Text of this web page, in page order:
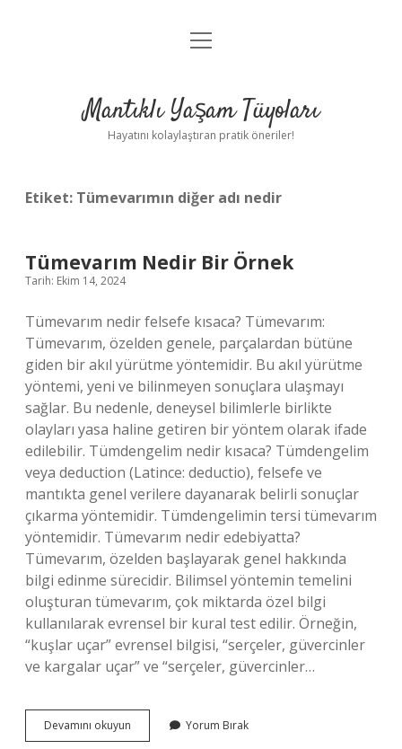
Anasayfa
Yasal Uyarı
menüyü
Mantıklı Yaşam Tüyoları
Hayatını kolaylaştıran pratik öneriler!
Etiket: Tümevarımın diğer adı nedir
Tümevarım Nedir Bir Örnek
Tarih: Ekim 14, 2024
Tümevarım nedir felsefe kısaca? Tümevarım:
Tümevarım, özelden genele, parçalardan bütüne
giden bir akıl yürütme yöntemidir. Bu akıl yürütme
yöntemi, yeni ve bilinmeyen sonuçlara ulaşmayı
sağlar. Bu nedenle, deneysel bilimlerle birlikte
olayları yasa haline getiren bir yöntem olarak ifade
edilebilir. Tümdengelim nedir kısaca? Tümdengelim
veya deduction (Latince: deductio), felsefe ve
mantıkta genel verilere dayanarak belirli sonuçlar
çıkarma yöntemidir. Tümdengelimin tersi tümevarım
yöntemidir. Tümevarım nedir edebiyatta?
Tümevarım, özelden başlayarak genel hakkında
bilgi edinme sürecidir. Bilimsel yöntemin temelini
oluşturan tümevarım, çok miktarda özel bilgi
kullanılarak evrensel bir kural test edilir. Örneğin,
“kuşlar uçar” evrensel bilgisi, “serçeler, güvercinler
ve kargalar uçar” ve “serçeler, güvercinler…
Devamını okuyun Tümevarım
Nedir
Yorum Bırak